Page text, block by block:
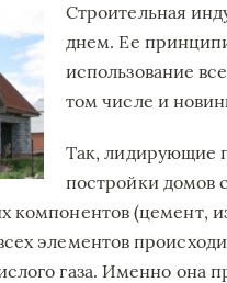
Строительная
днем. Ее
использование
том числе и
Так, лидирующие
постройки домов
компонентов (цемент,
элементов
газа. Именно она